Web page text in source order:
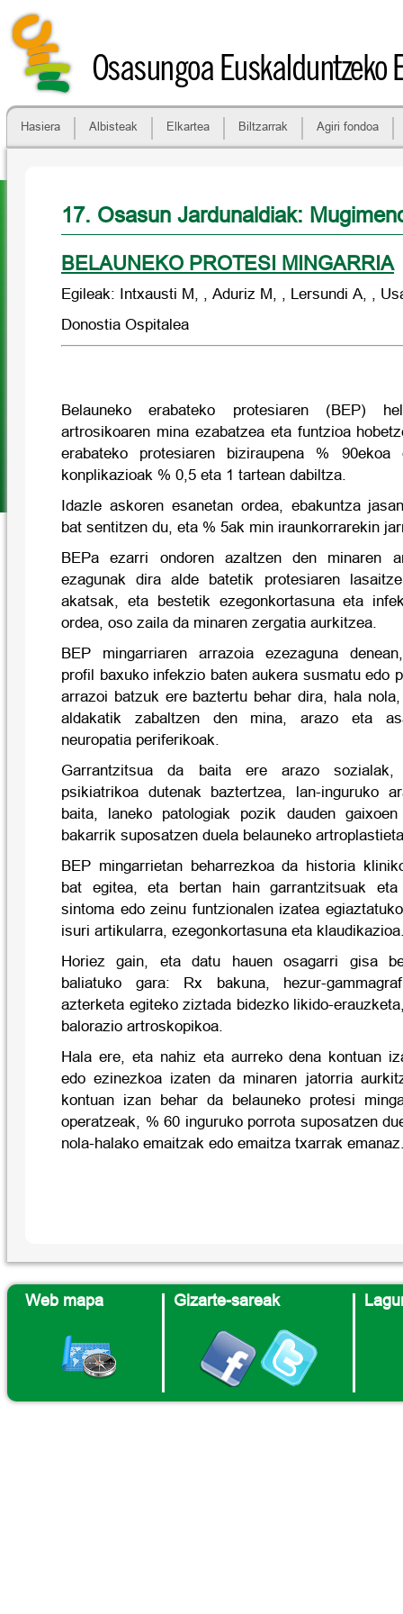
Osasungoa Euskalduntzeko
Hasiera Albisteak Elkartea Biltzarrak Agiri fondoa
17. Osasun Jardunaldiak:
BELAUNEKO PROTESI MINGARRIA
Egileak: Intxausti M, , Aduriz M, , Lersundi A, ,
Donostia Ospitalea
Belauneko erabateko protesiaren (BEP)
artrosikoaren mina ezabatzea eta funtzioa
erabateko protesiaren biziraupena %
konplikazioak % 0,5 eta 1 tartean dabiltza.
Idazle askoren esanetan ordea, ebakuntza
bat sentitzen du, eta % 5ak min iraunkorrarekin
BEPa ezarri ondoren azaltzen den minaren
ezagunak dira alde batetik protesiaren
akatsak, eta bestetik ezegonkortasuna eta
ordea, oso zaila da minaren zergatia aurkitzea.
BEP mingarriaren arrazoia ezezaguna
profil baxuko infekzio baten aukera susmatu edo
arrazoi batzuk ere baztertu behar dira, hala
aldakatik zabaltzen den mina, arazo eta
neuropatia periferikoak.
Garrantzitsua da baita ere arazo
psikiatrikoa dutenak baztertzea, lan-inguruko
baita, laneko patologiak pozik dauden
bakarrik suposatzen duela belauneko
BEP mingarrietan beharrezkoa da historia
bat egitea, eta bertan hain garrantzitsuak
sintoma edo zeinu funtzionalen izatea
isuri artikularra, ezegonkortasuna eta
Horiez gain, eta datu hauen osagarri gisa
baliatuko gara: Rx bakuna, hezur-
azterketa egiteko ziztada bidezko likido-
balorazio artroskopikoa.
Hala ere, eta nahiz eta aurreko dena kontuan
edo ezinezkoa izaten da minaren jatorria
kontuan izan behar da belauneko protesi
operatzeak, % 60 inguruko porrota suposatzen
nola-halako emaitzak edo emaitza txarrak
Web mapa Gizarte-sareak